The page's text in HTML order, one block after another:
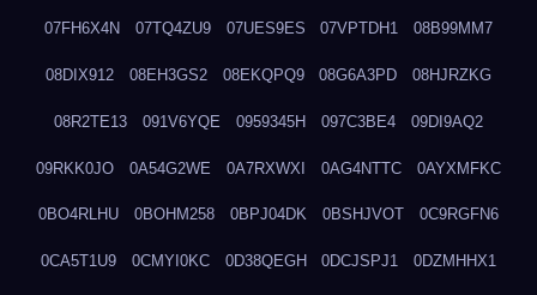
07FH6X4N 07TQ4ZU9 07UES9ES 07VPTDH1 08B99MM7
08DIX912 08EH3GS2 08EKQPQ9 08G6A3PD 08HJRZKG
08R2TE13 091V6YQE 0959345H 097C3BE4 09DI9AQ2
09RKK0JO 0A54G2WE 0A7RXWXI 0AG4NTTC 0AYXMFKC
0BO4RLHU 0BOHM258 0BPJ04DK 0BSHJVOT 0C9RGFN6
0CA5T1U9 0CMYI0KC 0D38QEGH 0DCJSPJ1 0DZMHHX1